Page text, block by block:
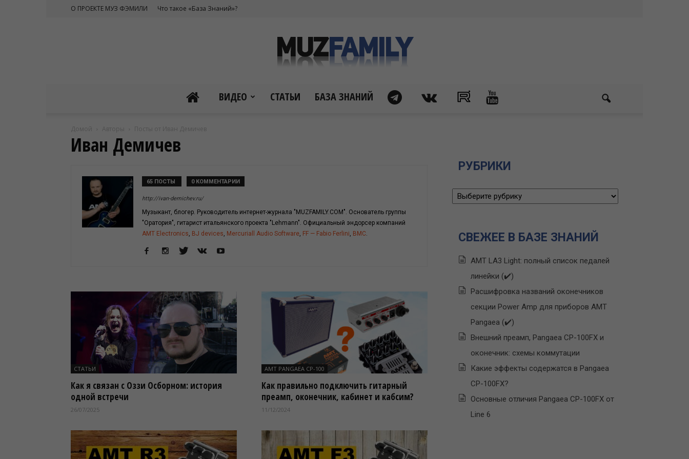
О ПРОЕКТЕ МУЗ ФЭМИЛИ Что такое «База Знаний»?
Музфэмили
|
Muzfamily.com
ВИДЕО СТАТЬИ БАЗА ЗНАНИЙ
Домой Авторы Посты от Иван Демичев
Иван Демичев
65 ПОСТЫ 0 КОММЕНТАРИИ
http://ivan-demichev.ru/
Музыкант, блогер. Руководитель интернет-журнала "MUZFAMILY.COM". Основатель группы
"Оратория", гитарист итальянского проекта "Lehmann". Официальный эндорсер компаний
AMT Electronics, BJ devices, Mercuriall Audio Software, FF — Fabio Ferlini, BMC.
СТАТЬИ
Как я связан с Оззи Осборном: история
одной встречи
26/07/2025
AMT PANGAEA CP-100
Как правильно подключить гитарный
преамп, оконечник, кабинет и кабсим?
11/12/2024
РУБРИКИ
Рубрики
СВЕЖЕЕ В БАЗЕ ЗНАНИЙ
AMT LA3 Light: полный список педалей
линейки (✔️)
Расшифровка названий оконечников
секции Power Amp для приборов AMT
Pangaea (✔️)
Внешний преамп, Pangaea CP-100FX и
оконечник: схемы коммутации
Какие эффекты содержатся в Pangaea
CP-100FX?
Основные отличия Pangaea CP-100FX от
Line 6